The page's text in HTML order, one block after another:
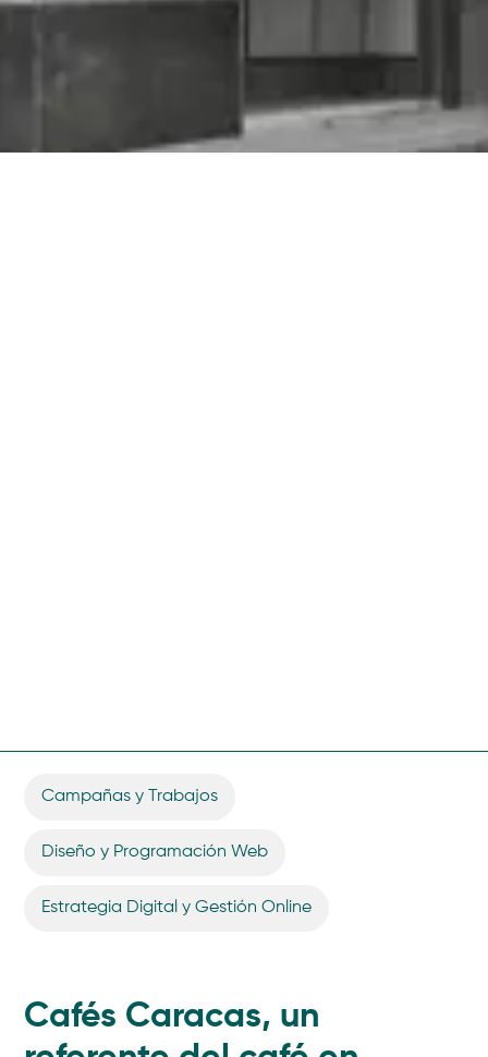
Campañas y Trabajos
Diseño y Programación Web
Estrategia Digital y Gestión Online
Cafés Caracas, un